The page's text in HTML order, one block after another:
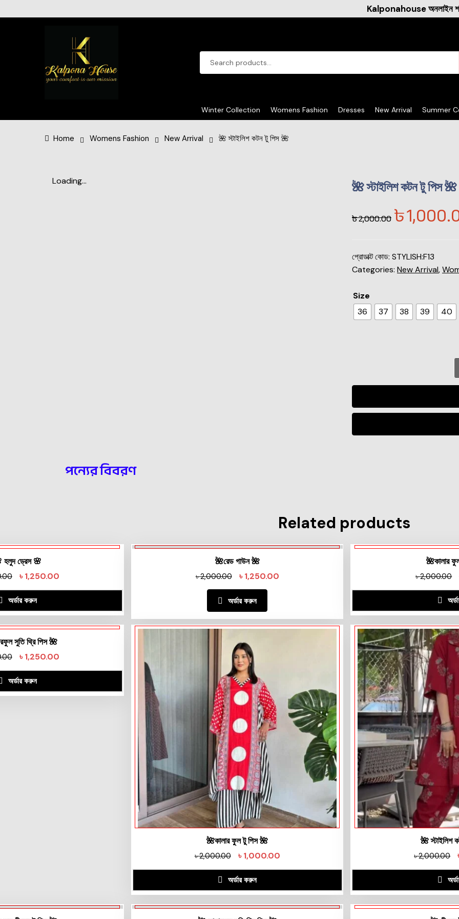
Kalponahouse অনলাইন শপিং এ আপনাকে
Winter Collection Womens Fashion Dresses New Arrival Summer
Home Womens Fashion New Arrival 🌺 স্টাইলিশ কটন টু পিস 🌺
Loading... 🌺 স্টাইলিশ কটন টু পিস 🌺
৳2,000.00৳
প্রোডাক্ট কোড: STYLISH:F13
Categories: New Arrival,
Size
36
37 38 39 40
পন্যের বিবরণ
Related products
হলুদ ড্রেস 🌸
৳1,250.00
অর্ডার করুন
🌺রেড গাউন 🌺
৳2,000.00 ৳1,250.00
অর্ডার করুন
🌺কালার
৳2,000.00
সুতি থ্রি পিস 🌺
৳1,250.00
অর্ডার করুন
🌺কালার ফুল টু পিস 🌺
৳2,000.00 ৳1,000.00
অর্ডার করুন
🌺 স্টাইলিশ
৳2,000.00